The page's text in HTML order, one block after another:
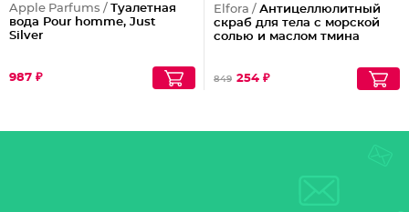
Apple Parfums / Туалетная
вода Pour homme, Just
Silver
987 ₽
Elfora / Антицеллюлитный
скраб для тела с морской
солью и маслом тмина
849 254 ₽